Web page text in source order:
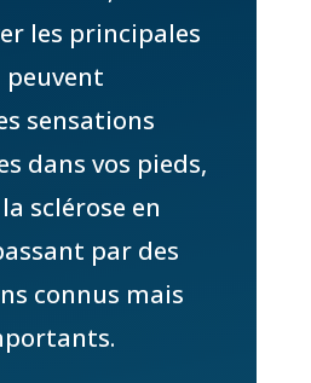
les principales
sensations
dans vos pieds,
sclérose en
par des
connus mais